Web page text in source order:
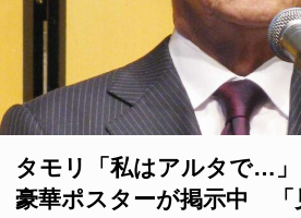
タモリ「私はアルタで…
豪華ポスターが掲示中 「